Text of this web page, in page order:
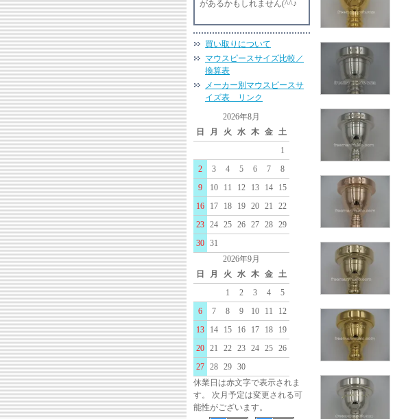
があるかもしれません(^^♪
買い取りについて
マウスピースサイズ比較／
換算表
メーカー別マウスピースサ
イズ表 リンク
2026年8月
日
月 火 水 木 金 土
1
2
3 4 5 6 7
8
9
10 11 12 13 14
15
16
17 18 19 20 21
22
23 24 25 26 27 28 29
30 31
2026年9月
日
月 火 水 木 金 土
1
2 3 4
5
6
7 8 9 10 11
12
13
14 15 16 17 18
19
20 21 22 23 24 25 26
27 28 29 30
休業日は赤文字で表示されま
す。 次月予定は変更される可
能性がございます。